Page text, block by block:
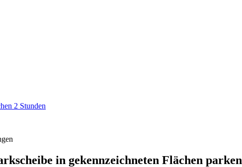
2 Stunden
in gekennzeichneten Flächen parken